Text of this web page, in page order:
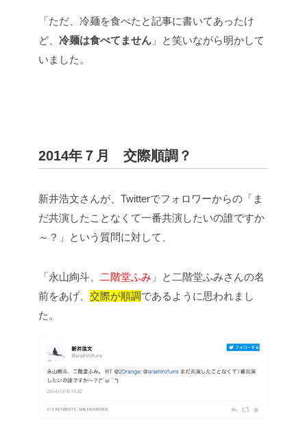
「ただ、冷麺を食べたと記事に書いてあったけ
ど、 冷麺は食べてません 」と笑いながら明かして
いました。
2014年７月 交際順調？
新井浩文さんが、Twitterでフォロワーからの「ま
だ共演したことなくて一番共演したいの誰ですか
～？」という質問に対して、
「永山絢斗、 二階堂ふみ 」と二階堂ふみさんの名
前をあげ、 交際が順調であるように思われまし
た。